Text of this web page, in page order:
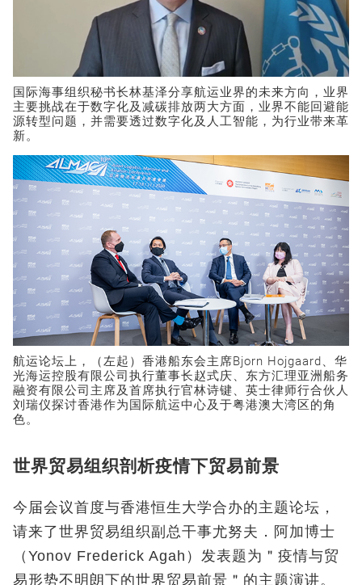
国际海事组织秘书长林基泽分享航运业界的未来方向，业界
主要挑战在于数字化及减碳排放两大方面，业界不能回避能
源转型问题，并需要透过数字化及人工智能，为行业带来革
新。
航运论坛上，（左起）香港船东会主席Bjorn Hojgaard、华
光海运控股有限公司执行董事长赵式庆、东方汇理亚洲船务
融资有限公司主席及首席执行官林诗键、英士律师行合伙人
刘瑞仪探讨香港作为国际航运中心及于粤港澳大湾区的角
色。
世界贸易组织剖析疫情下贸易前景
今届会议首度与香港恒生大学合办的主题论坛，
请来了世界贸易组织副总干事尤努夫．阿加博士
（Yonov Frederick Agah）发表题为＂疫情与贸
易形势不明朗下的世界贸易前景＂的主题演讲。